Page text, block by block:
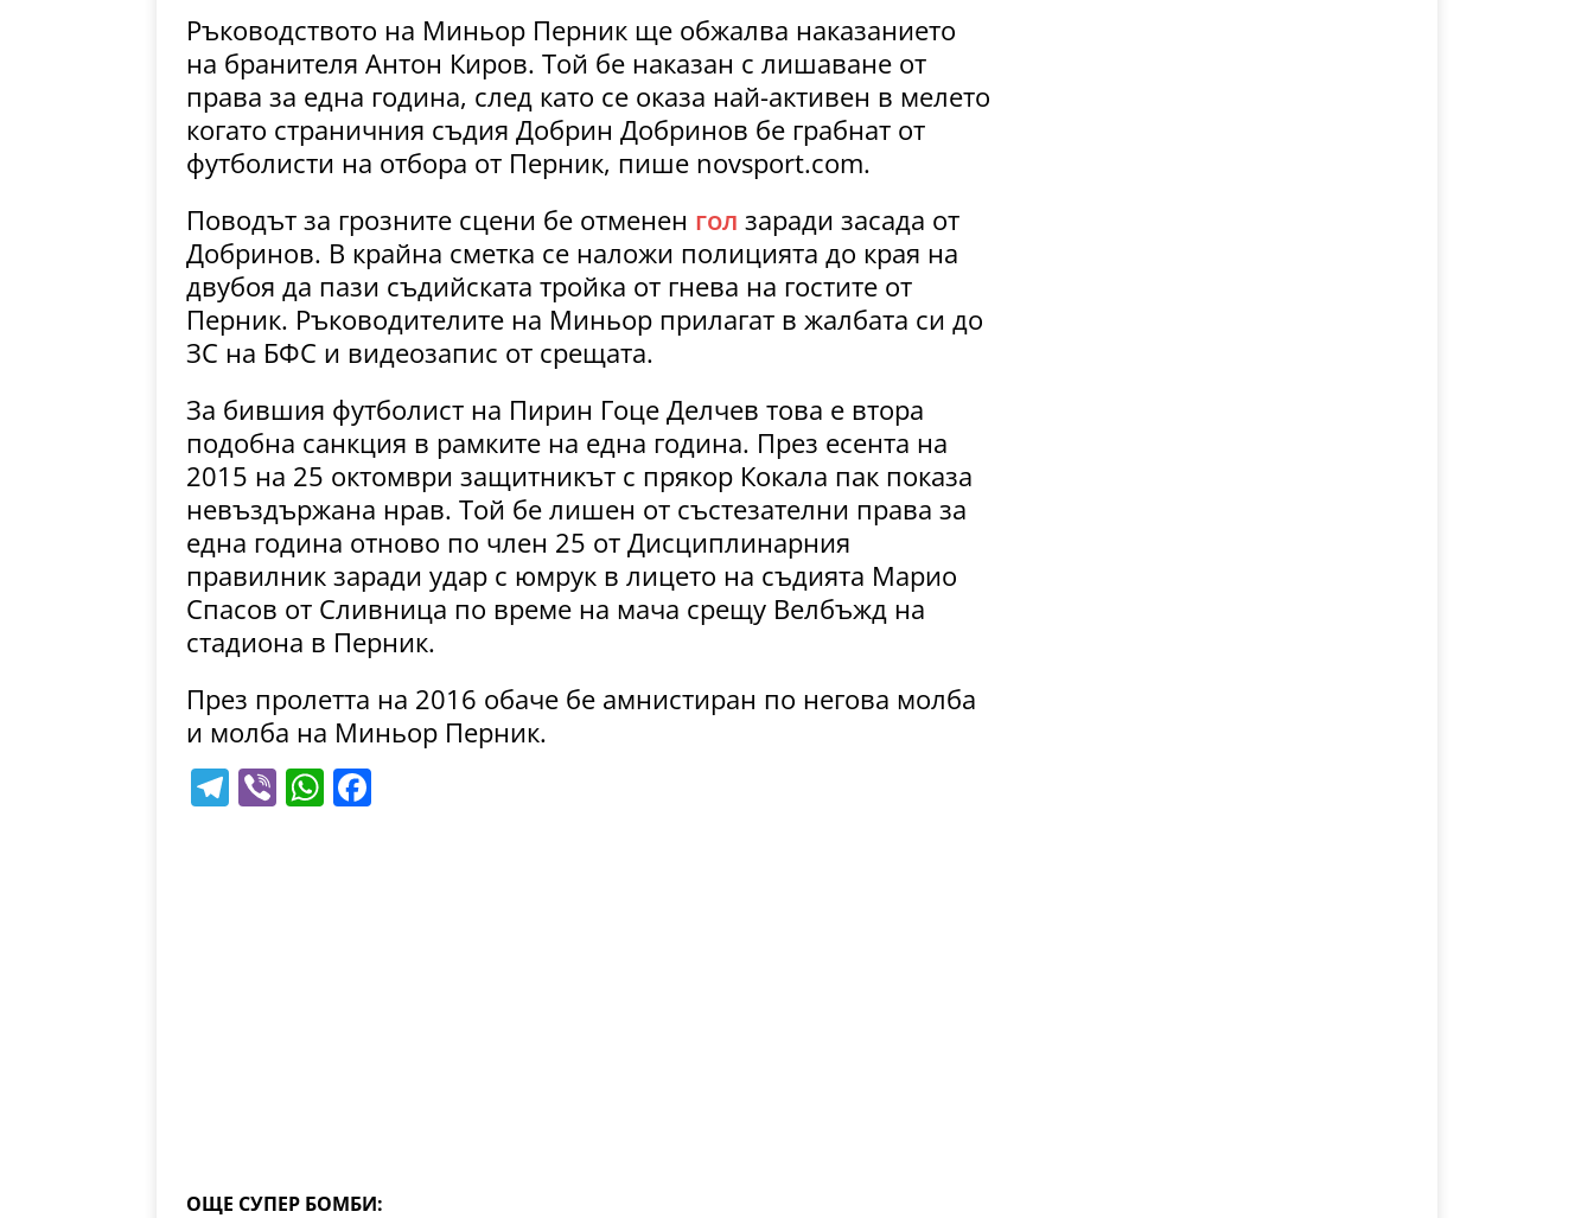
Ръководството на Миньор Перник ще обжалва наказанието
на бранителя Антон Киров. Той бе наказан с лишаване от
права за една година, след като се оказа най-активен в мелето
когато страничния съдия Добрин Добринов бе грабнат от
футболисти на отбора от Перник, пише novsport.com.
Поводът за грозните сцени бе отменен гол заради засада от
Добринов. В крайна сметка се наложи полицията до края на
двубоя да пази съдийската тройка от гнева на гостите от
Перник. Ръководителите на Миньор прилагат в жалбата си до
ЗС на БФС и видеозапис от срещата.
За бившия футболист на Пирин Гоце Делчев това е втора
подобна санкция в рамките на една година. През есента на
2015 на 25 октомври защитникът с прякор Кокала пак показа
невъздържана нрав. Той бе лишен от състезателни права за
една година отново по член 25 от Дисциплинарния
правилник заради удар с юмрук в лицето на съдията Марио
Спасов от Сливница по време на мача срещу Велбъжд на
стадиона в Перник.
През пролетта на 2016 обаче бе амнистиран по негова молба
и молба на Миньор Перник.
T Vi W
ОЩЕ СУПЕР БОМБИ: